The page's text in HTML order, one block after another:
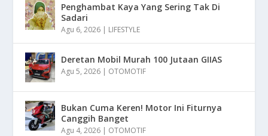
Penghambat Kaya Yang Sering Tak Di
Sadari
Agu 6, 2026 | LIFESTYLE
Deretan Mobil Murah 100 Jutaan GIIAS
Agu 5, 2026 | OTOMOTIF
Bukan Cuma Keren! Motor Ini Fiturnya
Canggih Banget
Agu 4, 2026 | OTOMOTIF